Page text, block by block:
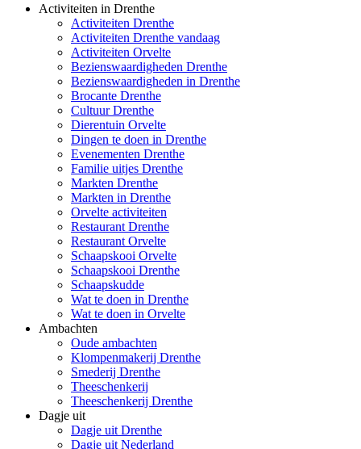
Activiteiten in Drenthe
Activiteiten Drenthe
Activiteiten Drenthe vandaag
Activiteiten Orvelte
Bezienswaardigheden Drenthe
Bezienswaardigheden in Drenthe
Brocante Drenthe
Cultuur Drenthe
Dierentuin Orvelte
Dingen te doen in Drenthe
Evenementen Drenthe
Familie uitjes Drenthe
Markten Drenthe
Markten in Drenthe
Orvelte activiteiten
Restaurant Drenthe
Restaurant Orvelte
Schaapskooi Orvelte
Schaapskooi Drenthe
Schaapskudde
Wat te doen in Drenthe
Wat te doen in Orvelte
Ambachten
Oude ambachten
Klompenmakerij Drenthe
Smederij Drenthe
Theeschenkerij
Theeschenkerij Drenthe
Dagje uit
Dagje uit Drenthe
Dagje uit Nederland